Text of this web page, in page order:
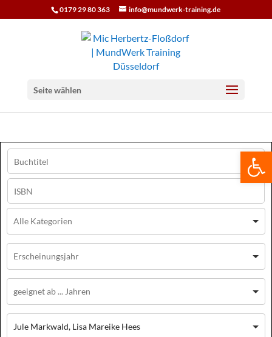
0179 29 80 363 info@mundwerk-training.de
Seite wählen
Jule Markwald, Lisa Mareike Hees